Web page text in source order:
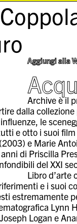
Aggiungi alla
Archive è il
dalla
le
e otto i suoi
e Marie
di Priscilla
del XXI
Libro d’arte
e i suoi
estremamente
Lynn
Logan e